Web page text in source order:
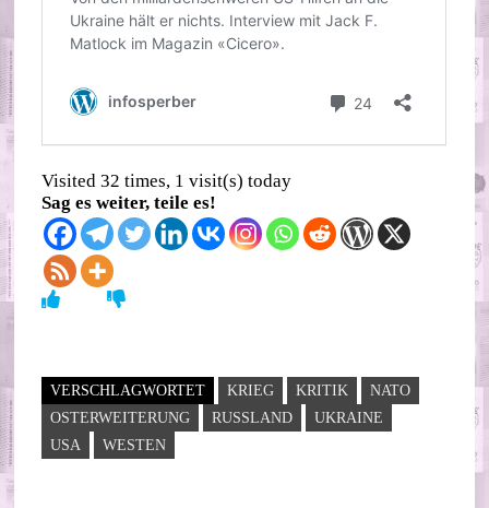
Visited 32 times, 1 visit(s) today
Sag es weiter, teile es!
VERSCHLAGWORTET KRIEG KRITIK
NATO
OSTERWEITERUNG
RUSSLAND
UKRAINE
USA
WESTEN